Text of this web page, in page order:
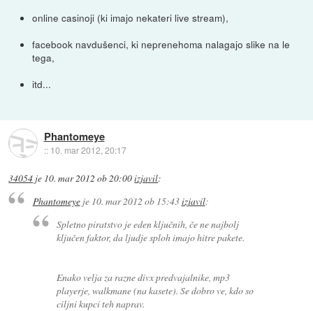
online casinoji (ki imajo nekateri live stream),
facebook navdušenci, ki neprenehoma nalagajo slike na le
tega,
itd...
Phantomeye
:: 10. mar 2012, 20:17
34054 je 10. mar 2012 ob 20:00izjavil:
Phantomeyeje 10. mar 2012 ob 15:43izjavil:
Spletno piratstvo je eden ključnih, če ne najbolj
ključen faktor, da ljudje sploh imajo hitre pakete.
Enako velja za razne divx predvajalnike, mp3
playerje, walkmane (na kasete). Se dobro ve, kdo so
ciljni kupci teh naprav.